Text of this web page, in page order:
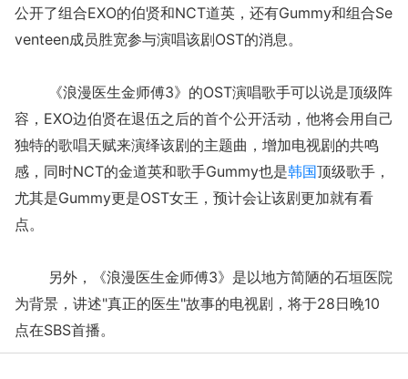
公开了组合EXO的伯贤和NCT道英，还有Gummy和组合Se
venteen成员胜宽参与演唱该剧OST的消息。
《浪漫医生金师傅3》的OST演唱歌手可以说是顶级阵
容，EXO边伯贤在退伍之后的首个公开活动，他将会用自己
独特的歌唱天赋来演绎该剧的主题曲，增加电视剧的共鸣
感，同时NCT的金道英和歌手Gummy也是韩国顶级歌手，
尤其是Gummy更是OST女王，预计会让该剧更加就有看
点。
另外，《浪漫医生金师傅3》是以地方简陋的石垣医院
为背景，讲述"真正的医生"故事的电视剧，将于28日晚10
点在SBS首播。